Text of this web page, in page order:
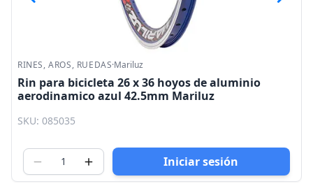
RINES, AROS, RUEDAS·Mariluz
Rin para bicicleta 26 x 36 hoyos de aluminio
aerodinamico azul 42.5mm Mariluz
SKU: 085035
Iniciar sesión